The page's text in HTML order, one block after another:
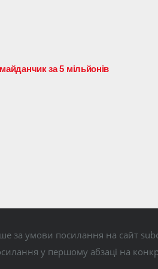
за 5 мільйонів
за умови посилання на сайт
у першому абзаці на